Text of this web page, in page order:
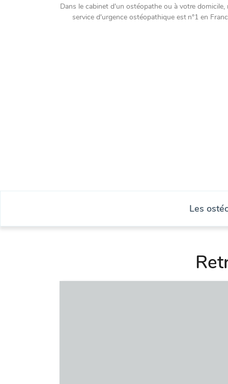
Dans le cabinet d'un ostéopathe ou à votre domicile,
service d'urgence ostéopathique est n°1 en
Les